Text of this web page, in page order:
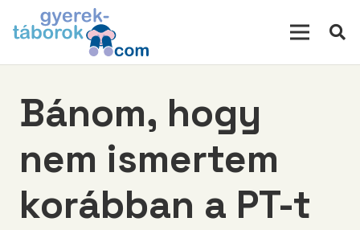
Bánom, hogy
nem ismertem
korábban a PT-t